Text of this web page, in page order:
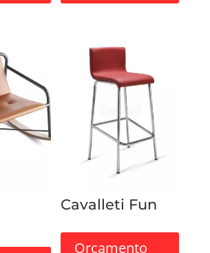
Cavalleti Fun
Orçamento